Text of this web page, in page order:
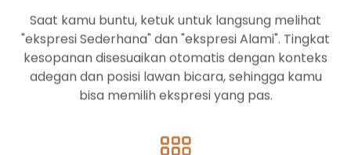
Saat kamu buntu, ketuk untuk langsung melihat
"ekspresi Sederhana" dan "ekspresi Alami". Tingkat
kesopanan disesuaikan otomatis dengan konteks
adegan dan posisi lawan bicara, sehingga kamu
bisa memilih ekspresi yang pas.